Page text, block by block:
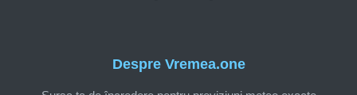
Despre Vremea.one